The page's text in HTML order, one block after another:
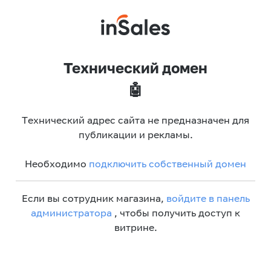
Технический домен
🤖
Технический адрес сайта не предназначен для
публикации и рекламы.
Необходимо подключить собственный домен
Если вы сотрудник магазина, войдите в панель
администратора , чтобы получить доступ к
витрине.